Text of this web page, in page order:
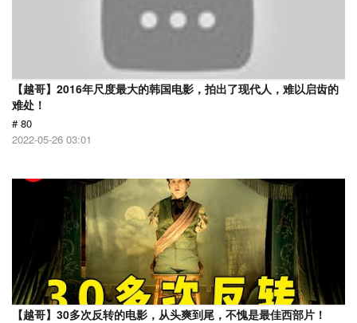
【越哥】2016年尺度最大的韩国电影，拍出了现代人，难以启齿的
难处！
# 80
2022-05-26 03:01
【越哥】30多次反转的电影，从头爽到尾，不愧是最佳西部片！